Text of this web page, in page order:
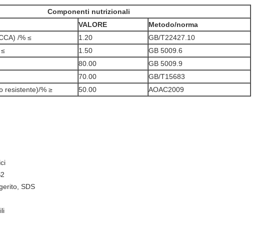
Componenti nutrizionali
VALORE
Metodo/norma
/% ≤
1.20
GB/T22427.10
≤
1.50
GB 5009.6
80.00
GB 5009.9
70.00
GB/T15683
resistente)/% ≥
50.00 AOAC2009
SDS